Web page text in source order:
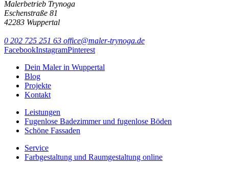
Malerbetrieb Trynoga
Eschenstraße 81
42283 Wuppertal
0 202 725 251 63 office@maler-trynoga.de
FacebookInstagramPinterest
Dein Maler in Wuppertal
Blog
Projekte
Kontakt
Leistungen
Fugenlose Badezimmer und fugenlose Böden
Schöne Fassaden
Service
Farbgestaltung und Raumgestaltung online